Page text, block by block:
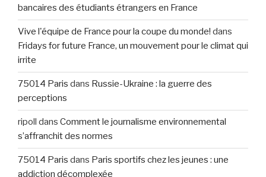
bancaires des étudiants étrangers en France
Vive l'équipe de France pour la coupe du monde! dans
Fridays for future France, un mouvement pour le climat qui
irrite
75014 Paris dans Russie-Ukraine : la guerre des
perceptions
ripoll dans Comment le journalisme environnemental
s’affranchit des normes
75014 Paris dans Paris sportifs chez les jeunes : une
addiction décomplexée